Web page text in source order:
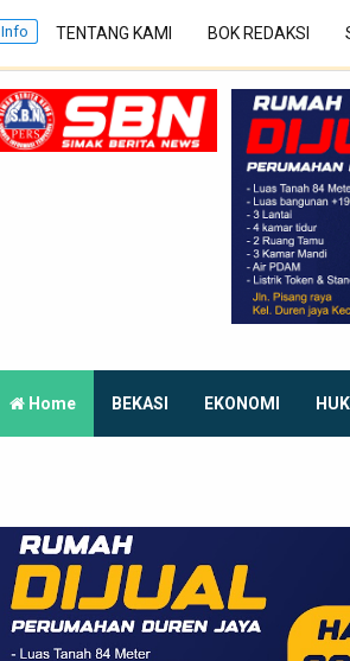
Info TENTANG KAMI BOK REDAKSI
Home BEKASI EKONOMI